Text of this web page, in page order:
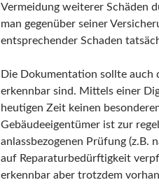
Vermeidung weiterer Schäden
man gegenüber seiner
entsprechender Schaden
Die Dokumentation sollte auch
erkennbar sind. Mittels einer
heutigen Zeit keinen
Gebäudeeigentümer ist zur
anlassbezogenen Prüfung (z.B.
auf Reparaturbedürftigkeit
erkennbar aber trotzdem